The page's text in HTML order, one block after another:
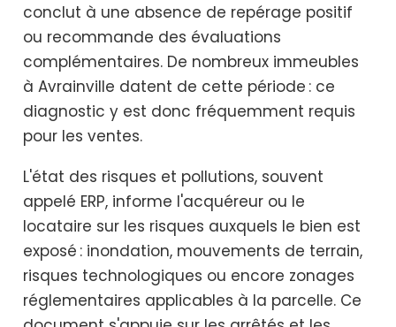
conclut à une absence de repérage positif
ou recommande des évaluations
complémentaires. De nombreux immeubles
à Avrainville datent de cette période : ce
diagnostic y est donc fréquemment requis
pour les ventes.
L'état des risques et pollutions, souvent
appelé ERP, informe l'acquéreur ou le
locataire sur les risques auxquels le bien est
exposé : inondation, mouvements de terrain,
risques technologiques ou encore zonages
réglementaires applicables à la parcelle. Ce